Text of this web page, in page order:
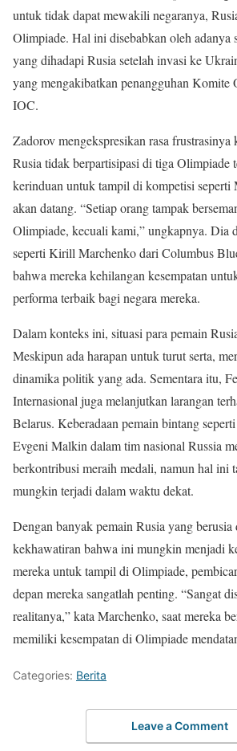
untuk tidak dapat mewakili negaranya,
Olimpiade. Hal ini disebabkan oleh adanya
yang dihadapi Rusia setelah invasi ke
yang mengakibatkan penangguhan Komite
IOC.
Zadorov mengekspresikan rasa
Rusia tidak berpartisipasi di tiga Olimpiade
kerinduan untuk tampil di kompetisi
akan datang. “Setiap orang tampak
Olimpiade, kecuali kami,” ungkapnya. Dia
seperti Kirill Marchenko dari Columbus
bahwa mereka kehilangan kesempatan
performa terbaik bagi negara mereka.
Dalam konteks ini, situasi para pemain
Meskipun ada harapan untuk turut serta,
dinamika politik yang ada. Sementara itu,
Internasional juga melanjutkan larangan
Belarus. Keberadaan pemain bintang
Evgeni Malkin dalam tim nasional Russia
berkontribusi meraih medali, namun hal ini
mungkin terjadi dalam waktu dekat.
Dengan banyak pemain Rusia yang berusia
kekhawatiran bahwa ini mungkin menjadi
mereka untuk tampil di Olimpiade,
depan mereka sangatlah penting. “Sangat
realitanya,” kata Marchenko, saat mereka
memiliki kesempatan di Olimpiade
Categories: Berita
Leave a Comment